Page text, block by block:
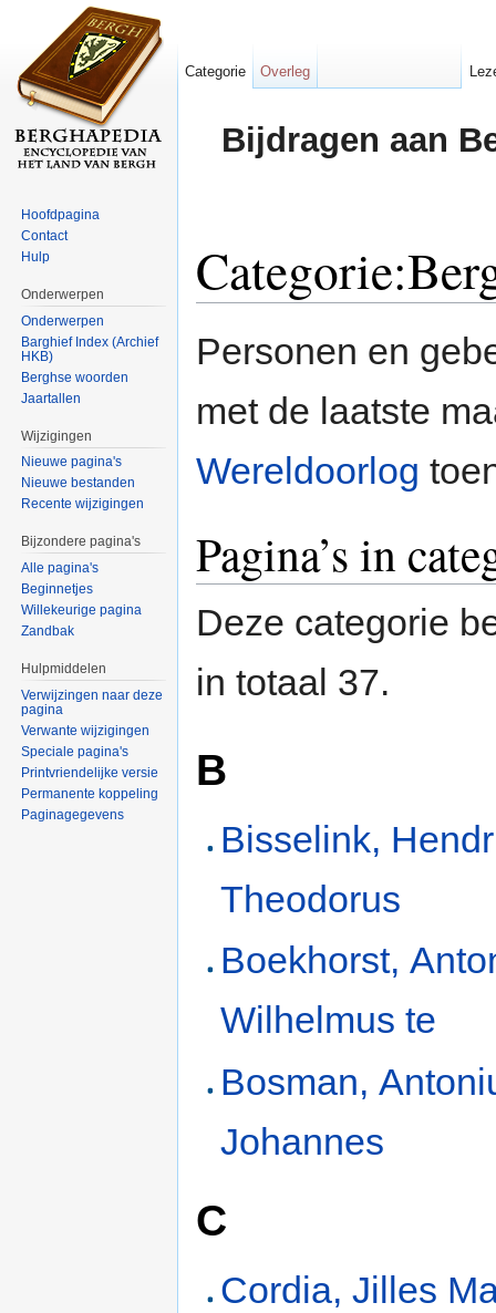
Bijdragen aan
Personen en
met de laatste
Wereldoorlog
Pagina’s in
Deze categorie
in totaal 37.
B
Bisselink,
Theodorus
Boekhorst,
Wilhelmus te
Bosman,
Johannes
C
Cordia, Jilles
Categorie Overleg
Hoofdpagina
Contact
Hulp
Onderwerpen
Onderwerpen
Barghief Index (Archief
HKB)
Berghse woorden
Jaartallen
Wijzigingen
Nieuwe pagina's
Nieuwe bestanden
Recente wijzigingen
Bijzondere pagina's
Alle pagina's
Beginnetjes
Willekeurige pagina
Zandbak
Hulpmiddelen
Verwijzingen naar deze
pagina
Verwante wijzigingen
Speciale pagina's
Printvriendelijke versie
Permanente koppeling
Paginagegevens